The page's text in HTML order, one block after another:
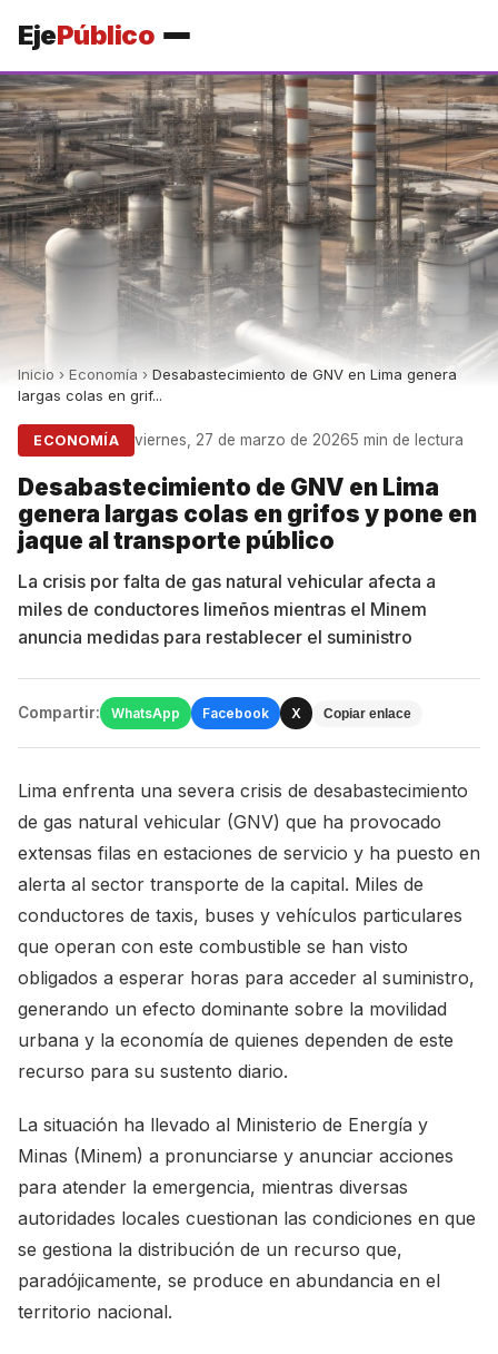
EjePúblico
Inicio › Economía › Desabastecimiento de GNV en Lima genera
largas colas en grif...
ECONOMÍA viernes, 27 de marzo de 20265 min de lectura
Desabastecimiento de GNV en Lima
genera largas colas en grifos y pone en
jaque al transporte público
La crisis por falta de gas natural vehicular afecta a
miles de conductores limeños mientras el Minem
anuncia medidas para restablecer el suministro
Compartir: WhatsApp Facebook X Copiar enlace
Lima enfrenta una severa crisis de desabastecimiento
de gas natural vehicular (GNV) que ha provocado
extensas filas en estaciones de servicio y ha puesto en
alerta al sector transporte de la capital. Miles de
conductores de taxis, buses y vehículos particulares
que operan con este combustible se han visto
obligados a esperar horas para acceder al suministro,
generando un efecto dominante sobre la movilidad
urbana y la economía de quienes dependen de este
recurso para su sustento diario.
La situación ha llevado al Ministerio de Energía y
Minas (Minem) a pronunciarse y anunciar acciones
para atender la emergencia, mientras diversas
autoridades locales cuestionan las condiciones en que
se gestiona la distribución de un recurso que,
paradójicamente, se produce en abundancia en el
territorio nacional.